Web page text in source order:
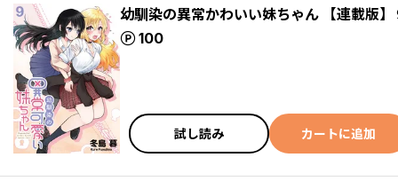
幼馴染の異常かわいい妹ちゃん 【連載版】
100
ポイント
試し読み カートに追加